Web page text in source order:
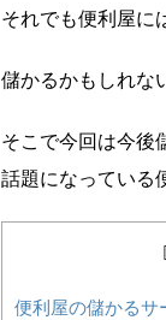
それでも便利屋に
儲かるかもしれな
そこで今回は今後
話題になっている
便利屋の儲かるサ